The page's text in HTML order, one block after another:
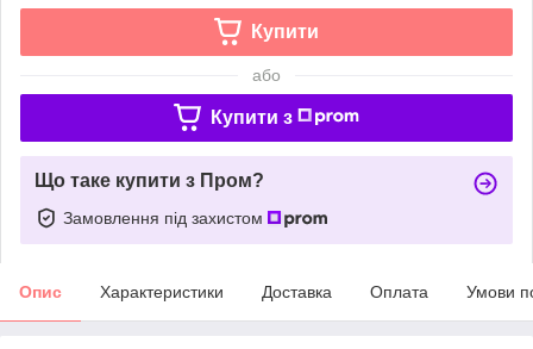
Купити
або
Купити з
Що таке купити з Пром?
Замовлення під захистом
Опис Характеристики Доставка Оплата Умови